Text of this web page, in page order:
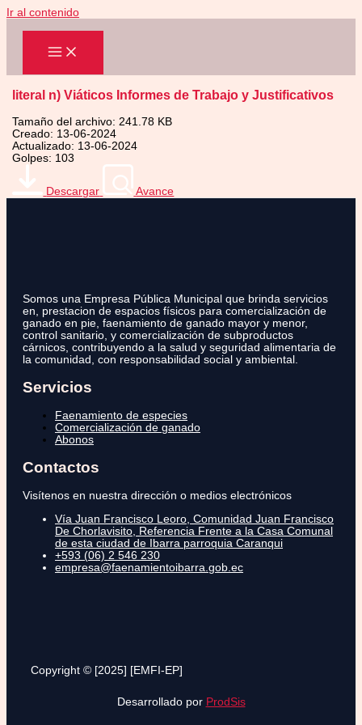
Ir al contenido
literal n) Viáticos Informes de Trabajo y Justificativos
Tamaño del archivo: 241.78 KB
Creado: 13-06-2024
Actualizado: 13-06-2024
Golpes: 103
Descargar Avance
Somos una Empresa Pública Municipal que brinda servicios
en, prestacion de espacios físicos para comercialización de
ganado en pie, faenamiento de ganado mayor y menor,
control sanitario, y comercialización de subproductos
cárnicos, contribuyendo a la salud y seguridad alimentaria de
la comunidad, con responsabilidad social y ambiental.
Servicios
Faenamiento de especies
Comercialización de ganado
Abonos
Contactos
Visítenos en nuestra dirección o medios electrónicos
Vía Juan Francisco Leoro, Comunidad Juan Francisco
De Chorlavisito, Referencia Frente a la Casa Comunal
de esta ciudad de Ibarra parroquia Caranqui
+593 (06) 2 546 230
empresa@faenamientoibarra.gob.ec
Copyright © [2025] [EMFI-EP]
Desarrollado por ProdSis